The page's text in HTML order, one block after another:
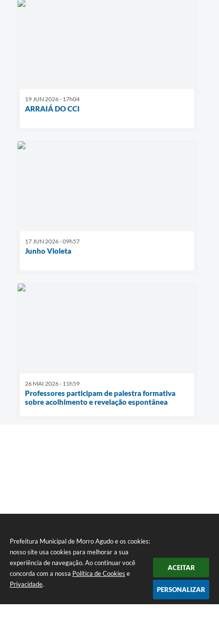
Prefeitura Municipal de Morro Agudo e os cookies:
nosso site usa cookies para melhorar a sua
experiência de navegação. Ao continuar você
concorda com a nossa Política de Cookies e
Privacidade.
ACEITAR
PERSONALIZAR
19 JUN 2026 - 17h04
ARRAIÁ DO CCI
17 JUN 2026 - 09h57
Junho Violeta
26 MAI 2026 - 11h59
Professores participam de palestra formativa
sobre acolhimento e revelação espontânea